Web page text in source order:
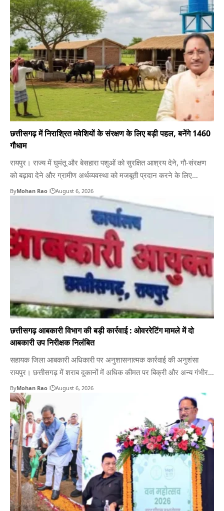
ग्रामीण संगोष्ठी) के छत्तीसगढ़ चैप्टर की शुरुआत इस ज़ोरदार अपील के साथ…
छत्तीसगढ़ में निराश्रित मवेशियों के संरक्षण के लिए बड़ी पहल, बनेंगे 1460
गौधाम
रायपुर। राज्य में घुमंतू और बेसहारा पशुओं को सुरक्षित आश्रय देने, गौ-संरक्षण
को बढ़ावा देने और ग्रामीण अर्थव्यवस्था को मजबूती प्रदान करने के लिए
छत्तीसगढ़ सरकार द्वारा ‘गौधाम योजना’ को चरणबद्ध तरीके से लागू किया जा रहा
है। योजना के अंतर्गत पूरे प्रदेश में कुल 1,460 गौधामों की स्थापना करने…
ByMohan Rao August 6, 2026
छत्तीसगढ़ आबकारी विभाग की बड़ी कार्रवाई : ओवररेटिंग मामले में दो
आबकारी उप निरीक्षक निलंबित
सहायक जिला आबकारी अधिकारी पर अनुशासनात्मक कार्रवाई की अनुशंसा
रायपुर। छत्तीसगढ़ में शराब दुकानों में अधिक कीमत पर बिक्री और अन्य गंभीर
अनियमितताओं के मामलों में आबकारी विभाग ने एक ही दिन तीन बड़ी कार्रवाई की
है। विभाग ने बलौदाबाजार-भाटापारा और बालोद के दो आबकारी उपनिरीक्षकों को
तत्काल प्रभाव से निलंबित…
ByMohan Rao August 6, 2026